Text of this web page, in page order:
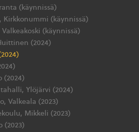
(käynnissä)
Kirkkonummi (käynnissä)
(käynnissä)
(2024)
(2024)
Ylöjärvi (2024)
Valkeala (2023)
Mikkeli (2023)
(2023)